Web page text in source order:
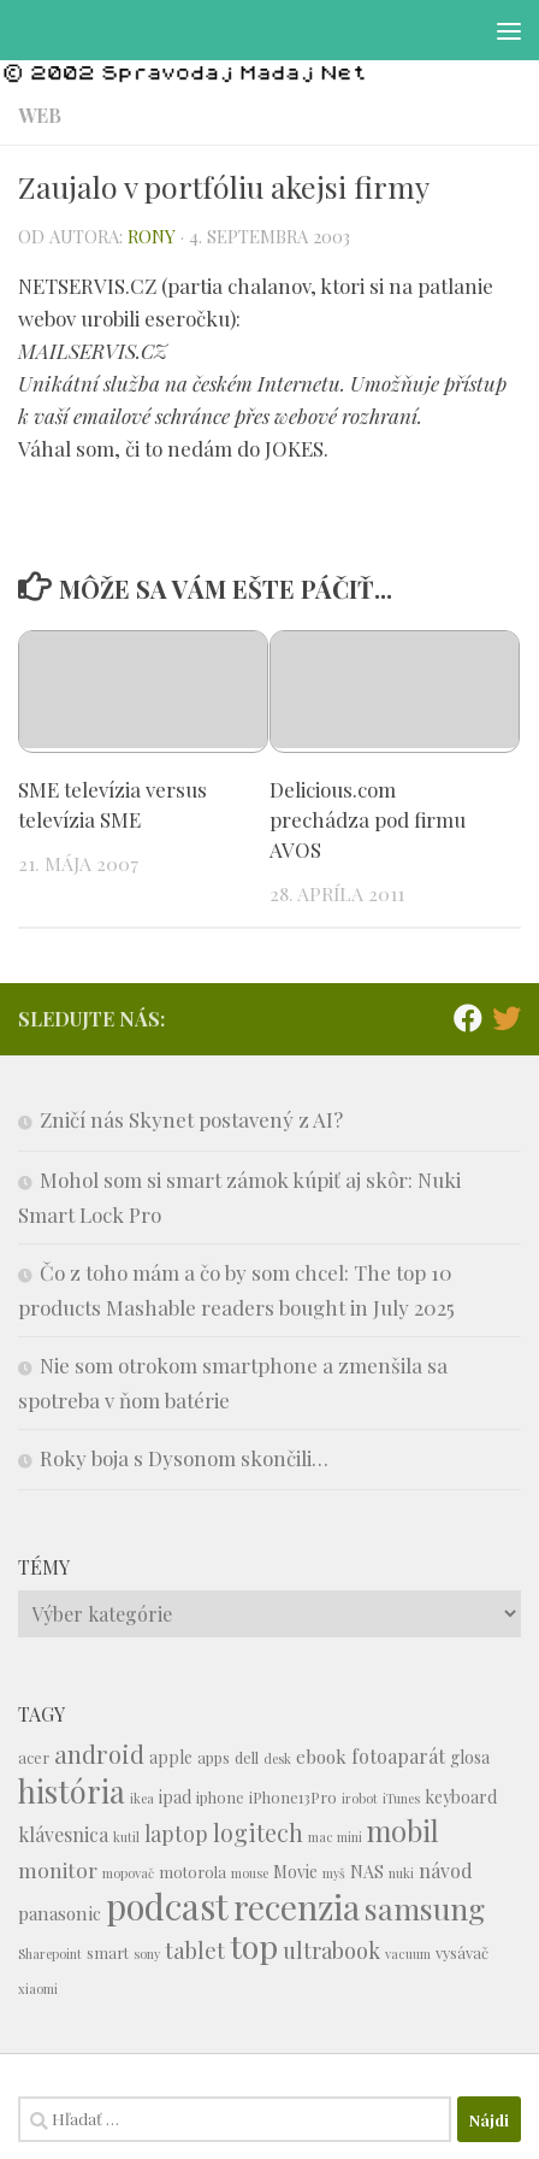
WEB
Zaujalo v portfóliu akejsi firmy
OD AUTORA: RONY · 4. SEPTEMBRA 2003
NETSERVIS.CZ (partia chalanov, ktori si na patlanie
webov urobili eseročku):
MAILSERVIS.CZ
Unikátní služba na českém Internetu. Umožňuje přístup
k vaší emailové schránce přes webové rozhraní.
Váhal som, či to nedám do JOKES.
MÔŽE SA VÁM EŠTE PÁČIŤ...
SME televízia versus
televízia SME
21. MÁJA 2007
Delicious.com
prechádza pod firmu
AVOS
28. APRÍLA 2011
SLEDUJTE NÁS:
Zničí nás Skynet postavený z AI?
Mohol som si smart zámok kúpiť aj skôr: Nuki
Smart Lock Pro
Čo z toho mám a čo by som chcel: The top 10
products Mashable readers bought in July 2025
Nie som otrokom smartphone a zmenšila sa
spotreba v ňom batérie
Roky boja s Dysonom skončili…
TÉMY
Témy
TAGY
acer android apple apps dell desk ebook fotoaparát glosa
história ikea ipad iphone iPhone13Pro irobot iTunes keyboard
klávesnica kutil laptop logitech mac mini mobil
monitor mopovač motorola mouse Movie myš NAS nuki návod
panasonic podcastrecenziasamsung
Sharepoint smart sony tablettop ultrabook vacuum vysávač
xiaomi
Hľadať: